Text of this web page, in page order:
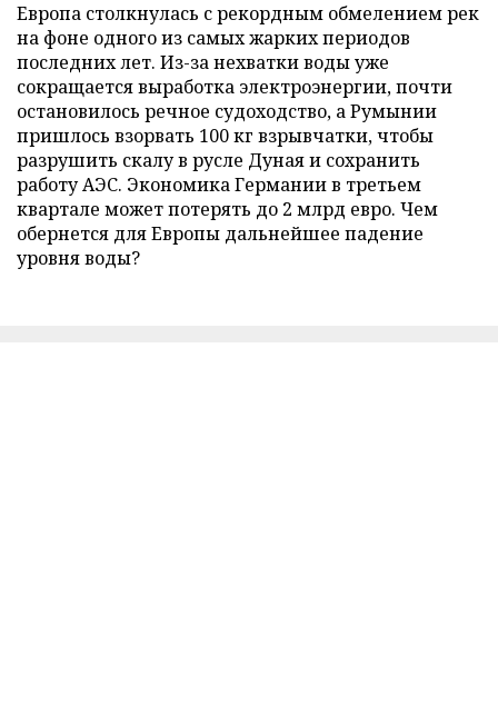
Европа столкнулась с рекордным обмелением рек
на фоне одного из самых жарких периодов
последних лет. Из-за нехватки воды уже
сокращается выработка электроэнергии, почти
остановилось речное судоходство, а Румынии
пришлось взорвать 100 кг взрывчатки, чтобы
разрушить скалу в русле Дуная и сохранить
работу АЭС. Экономика Германии в третьем
квартале может потерять до 2 млрд евро. Чем
обернется для Европы дальнейшее падение
уровня воды?